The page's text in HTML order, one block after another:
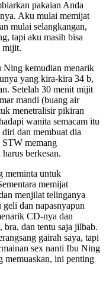
pakaian Anda
Aku mulai memijat
mulai selangkangan,
tapi aku masih bisa
mijit.
Ning kemudian menarik
yang kira-kira 34 b,
Setelah 30 menit mijit
mandi (buang air
menetralisir pikiran
wanita semacam itu
dan membuat dia
STW memang
berkesan.
meminta untuk
memijat
menjilat telinganya
dan napasnyapun
CD-nya dan
bra, dan tentu saja jilbab.
gairah saya, tapi
sex nanti Ibu Ning
memuaskan, ini penting